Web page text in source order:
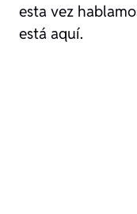
esta vez
está aquí.